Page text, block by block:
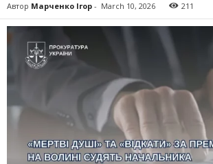
Автор Марченко Ігор - March 10, 2026 211